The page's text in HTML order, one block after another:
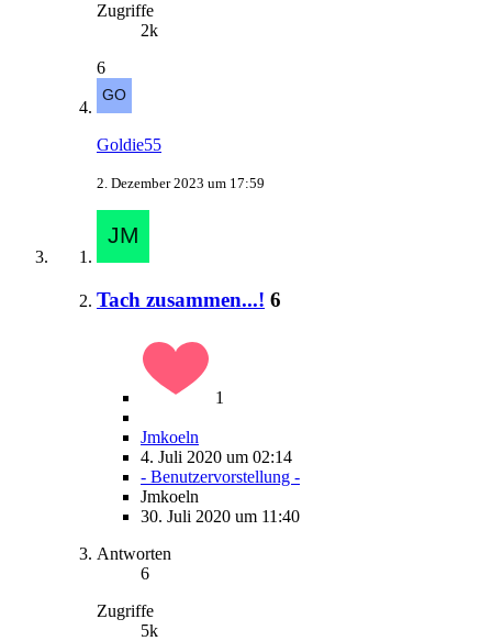
Zugriffe
2k
6
Goldie55
2. Dezember 2023 um 17:59
Tach zusammen...! 6
1
Jmkoeln
4. Juli 2020 um 02:14
- Benutzervorstellung -
Jmkoeln
30. Juli 2020 um 11:40
Antworten
6
Zugriffe
5k